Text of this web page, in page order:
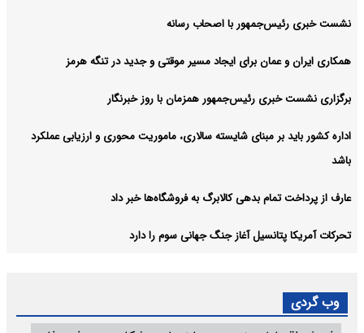
نشست خبری رئیس‌جمهور با اصحاب رسانه
همکاری ایران و عمان برای ایجاد مسیر موقتی و جدید در تنگه هرمز
برگزاری نشست خبری رئیس‌جمهور همزمان با روز خبرنگار
اداره کشور باید بر مبنای شایسته سالاری، ماموریت محوری و ارزیابی عملکرد
باشد
عارف از پرداخت تمام بدهی کالابرگ به فروشگاه‌ها خبر داد
تحرکات آمریکا پتانسیل آغاز جنگ جهانی سوم را دارد
وب گردی